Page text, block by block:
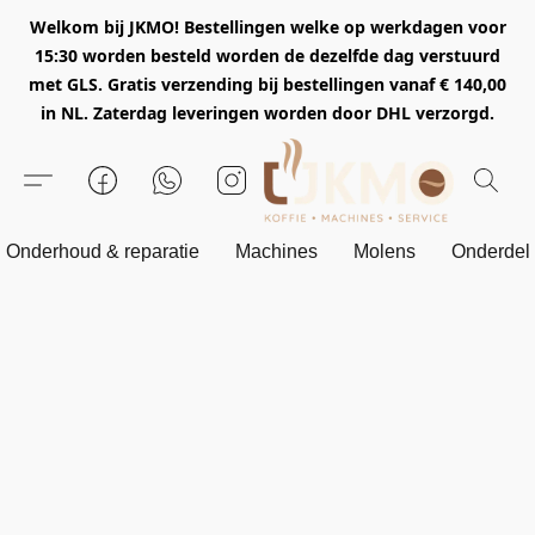
Welkom bij JKMO! Bestellingen welke op werkdagen voor
15:30 worden besteld worden de dezelfde dag verstuurd
met GLS. Gratis verzending bij bestellingen vanaf € 140,00
in NL. Zaterdag leveringen worden door DHL verzorgd.
Onderhoud & reparatie Machines Molens